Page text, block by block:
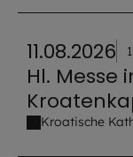
11.08.2026
Hl.
Kroatische